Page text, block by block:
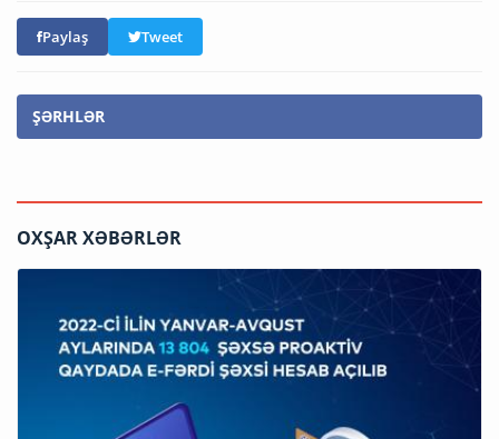
Paylaş Tweet
ŞƏRHLƏR
OXŞAR XƏBƏRLƏR